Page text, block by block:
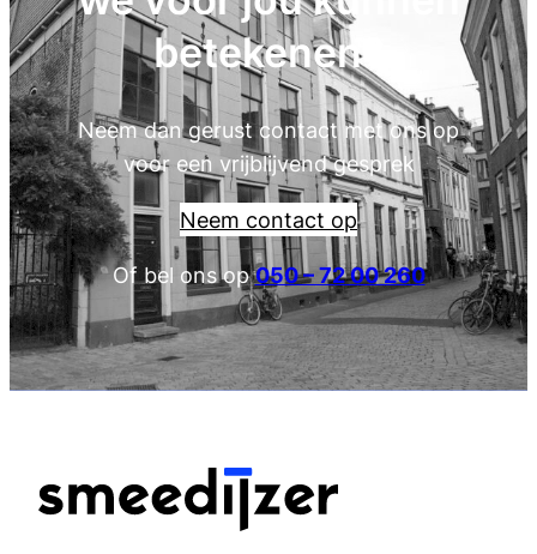
betekenen?
Neem dan gerust contact met ons op
voor een vrijblijvend gesprek
Neem contact op
Of bel ons op050 – 72 00 260